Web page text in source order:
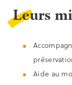
Leurs
Aide au